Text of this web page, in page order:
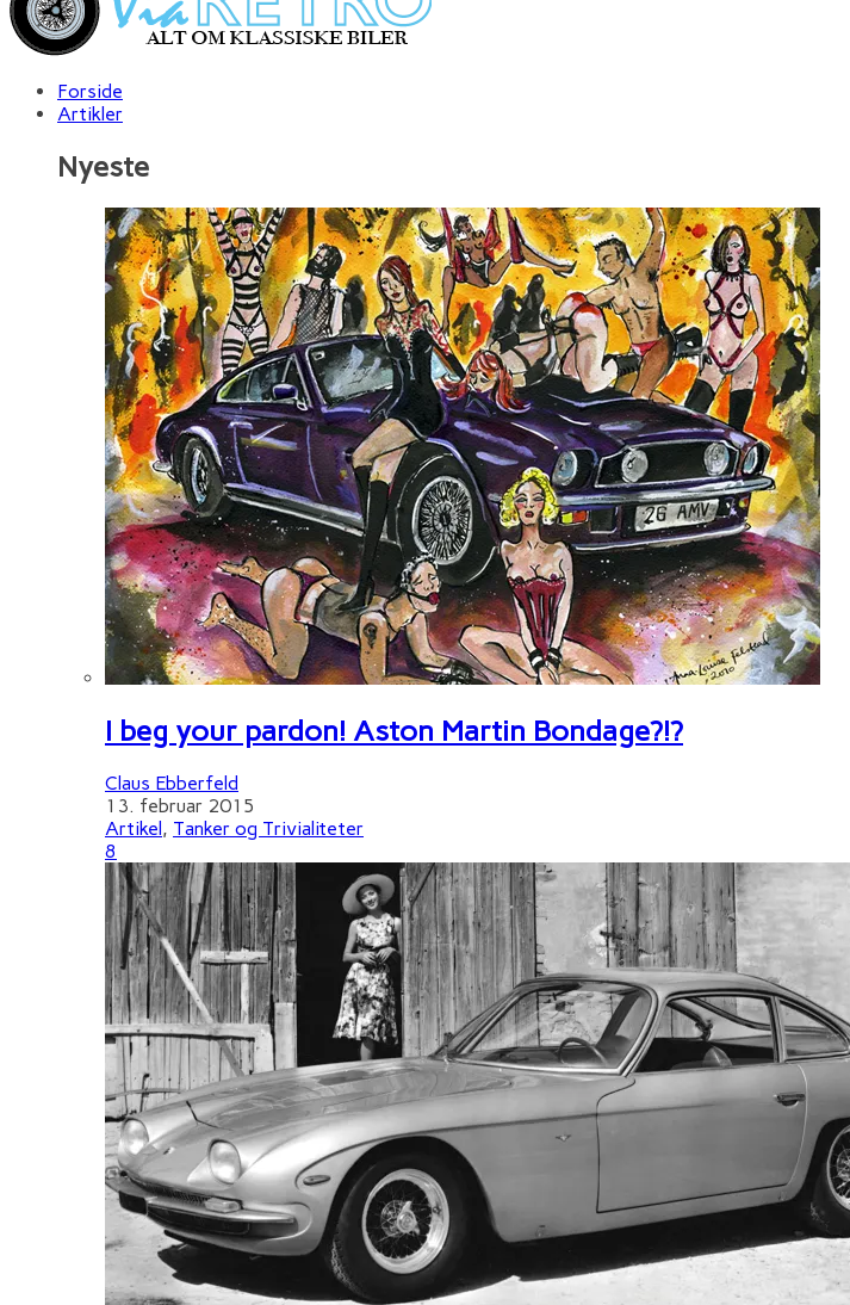
Forside
Artikler
Nyeste
I beg your pardon! Aston Martin Bondage?!?
Claus Ebberfeld
13. februar 2015
Artikel, Tanker og Trivialiteter
8